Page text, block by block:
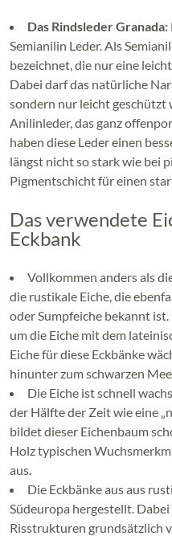
Das Rindsleder Granada:
Semianilin Leder. Als
bezeichnet, die nur eine
Dabei darf das natürliche
sondern nur leicht geschützt
Anilinleder, das ganz
haben diese Leder einen
längst nicht so stark wie bei
Pigmentschicht für einen
Das verwendete
Eckbank
Vollkommen anders als
die rustikale Eiche, die
oder Sumpfeiche bekannt
um die Eiche mit dem
Eiche für diese Eckbänke
hinunter zum schwarzen
Die Eiche ist schnell
der Hälfte der Zeit wie eine
bildet dieser Eichenbaum
Holz typischen
aus.
Die Eckbänke aus aus
Südeuropa hergestellt.
Risstrukturen grundsätzlich